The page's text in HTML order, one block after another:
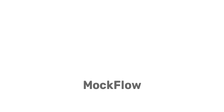
MockFlow